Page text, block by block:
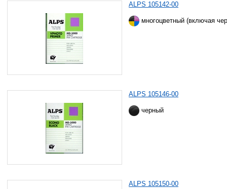
ALPS 105142-00
многоцветный (включая
ALPS 105146-00
черный
ALPS 105150-00